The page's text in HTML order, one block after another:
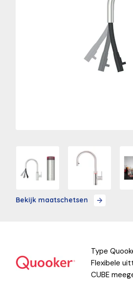
Bekijk maatschetsen
Type
Flexibele
CUBE